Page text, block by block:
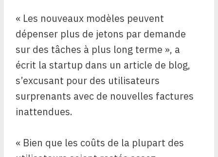
« Les nouveaux modèles peuvent
dépenser plus de jetons par demande
sur des tâches à plus long terme », a
écrit la startup dans un article de blog,
s’excusant pour des utilisateurs
surprenants avec de nouvelles factures
inattendues.
« Bien que les coûts de la plupart des